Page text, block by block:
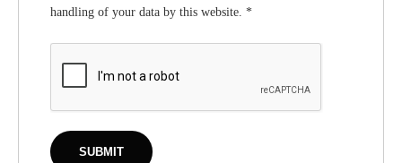
handling of your data by this website. *